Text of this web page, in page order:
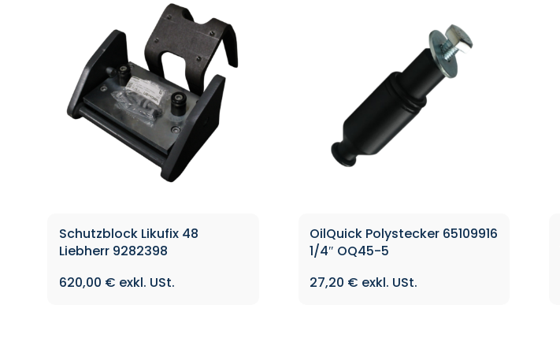
Schutzblock Likufix 48
Liebherr 9282398
620,00 €
OilQuick Polystecker 65109916
1/4″ OQ45-5
27,20 €